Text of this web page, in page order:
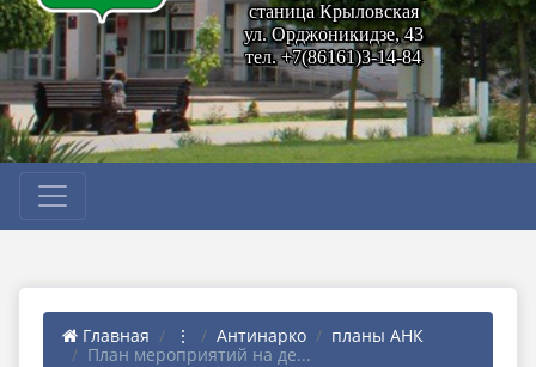
станица Крыловская
ул. Орджоникидзе, 43
тел. +7(86161)3-14-84
Главная ⋮ Антинарко
планы АНК
План мероприятий на де...